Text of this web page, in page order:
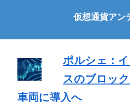
仮想通貨アン
ポルシェ：
スのブロッ
車両に導入へ